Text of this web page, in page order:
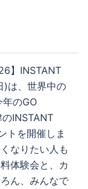
】INSTANT
)は、世界中の
年のGO
のINSTANT
トを開催しま
なりたい人も
体験会と、カ
ん、みんなで